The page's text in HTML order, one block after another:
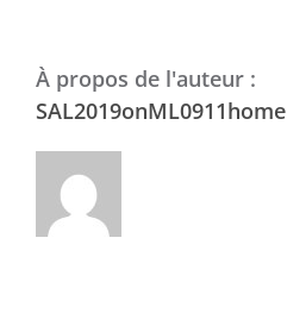
À propos de l'auteur :
SAL2019onML0911home